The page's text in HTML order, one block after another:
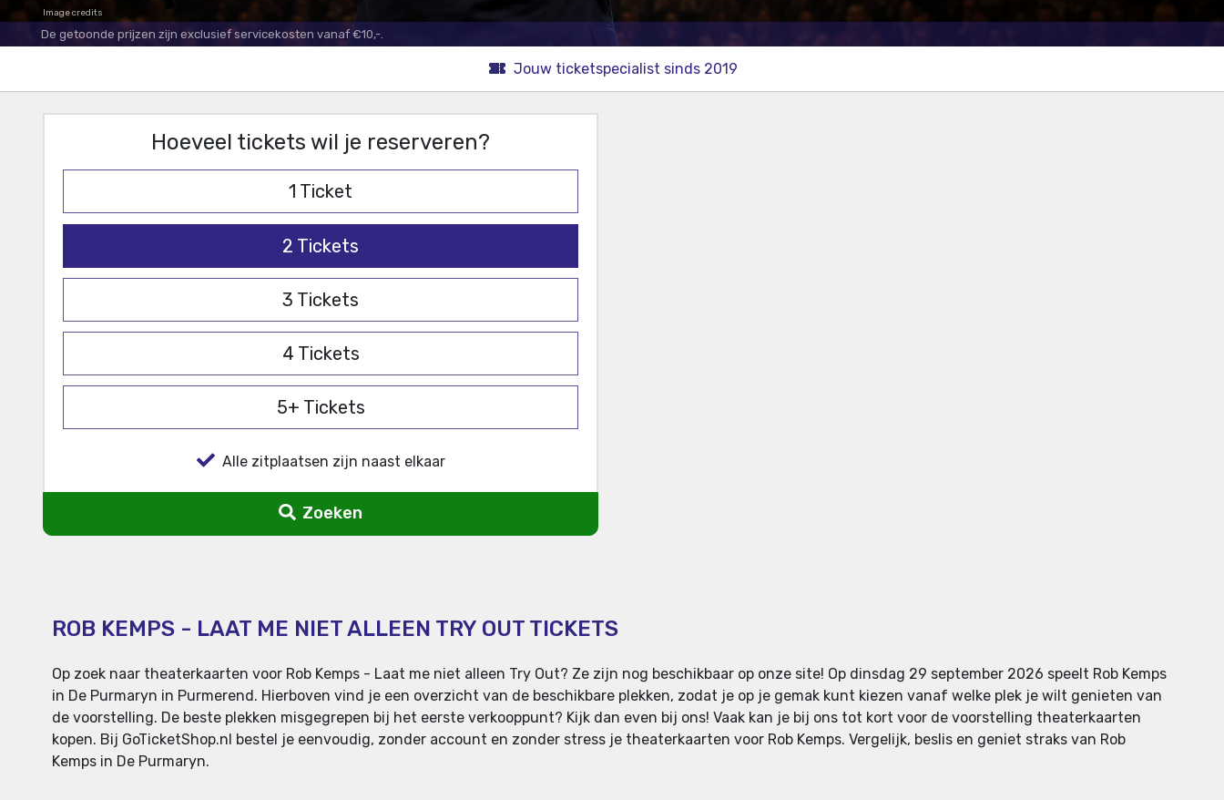
Image credits
De getoonde prijzen zijn exclusief servicekosten vanaf €10,-.
Jouw ticketspecialist sinds 2019
Hoeveel tickets wil je reserveren?
1 Ticket
2 Tickets
3 Tickets
4 Tickets
5+ Tickets
Alle zitplaatsen zijn naast elkaar
Zoeken
ROB KEMPS - LAAT ME NIET ALLEEN TRY OUT TICKETS
Op zoek naar theaterkaarten voor Rob Kemps - Laat me niet alleen Try Out? Ze zijn nog beschikbaar op onze site! Op dinsdag 29 september 2026 speelt Rob Kemps
in De Purmaryn in Purmerend. Hierboven vind je een overzicht van de beschikbare plekken, zodat je op je gemak kunt kiezen vanaf welke plek je wilt genieten van
de voorstelling. De beste plekken misgegrepen bij het eerste verkooppunt? Kijk dan even bij ons! Vaak kan je bij ons tot kort voor de voorstelling theaterkaarten
kopen. Bij GoTicketShop.nl bestel je eenvoudig, zonder account en zonder stress je theaterkaarten voor Rob Kemps. Vergelijk, beslis en geniet straks van Rob
Kemps in De Purmaryn.